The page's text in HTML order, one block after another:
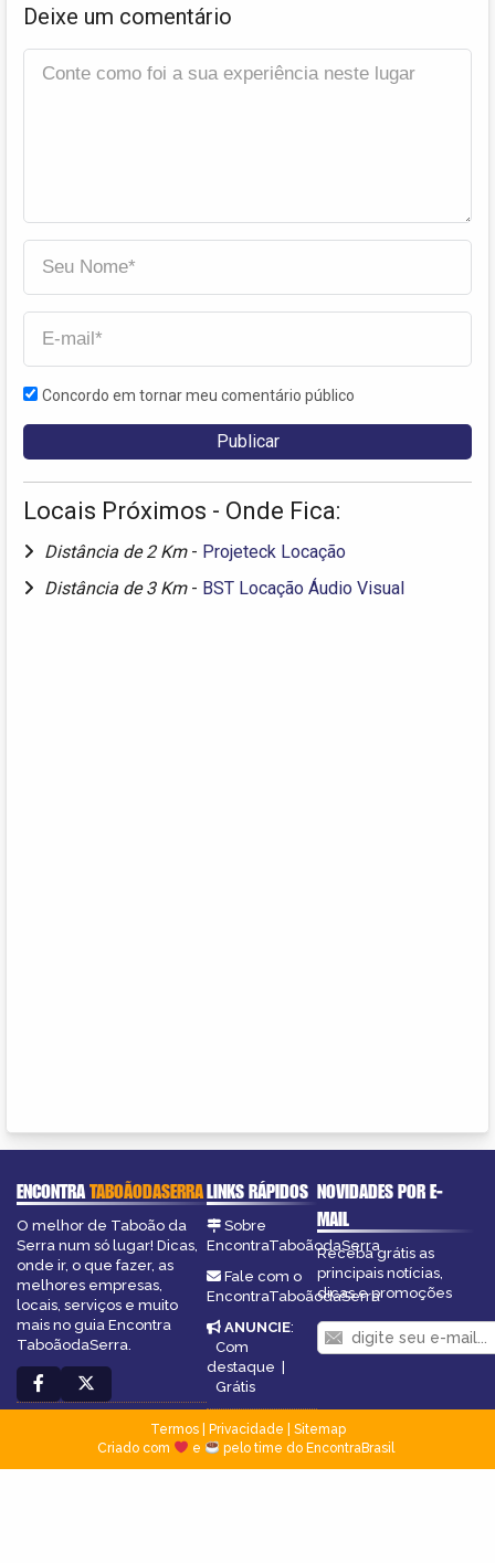
Deixe um comentário
Concordo em tornar meu comentário público
Locais Próximos - Onde Fica:
Distância de 2 Km - Projeteck Locação
Distância de 3 Km - BST Locação Áudio Visual
ENCONTRATABOÃODASERRA
O melhor de Taboão da
Serra num só lugar! Dicas,
onde ir, o que fazer, as
melhores empresas,
locais, serviços e muito
mais no guia Encontra
TaboãodaSerra.
LINKS RÁPIDOS
Sobre
EncontraTaboãodaSerra
Fale com o
EncontraTaboãodaSerra
ANUNCIE:
Com
destaque |
Grátis
NOVIDADES POR E-
MAIL
Receba grátis as
principais notícias,
dicas e promoções
Termos| Privacidade
Sitemap
Criado com
e pelo time do EncontraBrasil